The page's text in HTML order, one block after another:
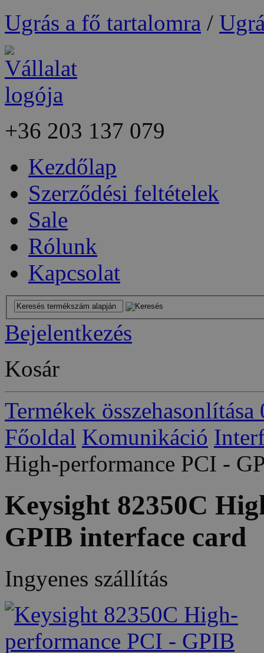
Ugrás a fő tartalomra /
+36 203 137 079
Kezdőlap
Szerződési feltételek
Sale
Rólunk
Kapcsolat
Bejelentkezés
Kosár
Termékek összehasonlítása
Főoldal Komunikáció
High-performance PCI -
Keysight 82350C
GPIB interface card
Ingyenes szállítás